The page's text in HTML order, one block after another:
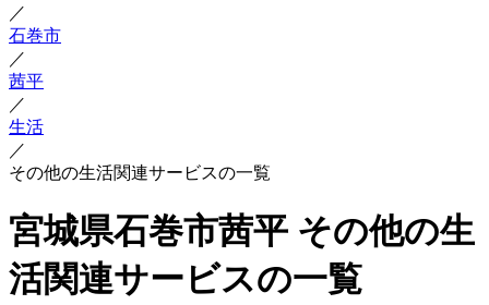
／
石巻市
／
茜平
／
生活
／
その他の生活関連サービスの一覧
宮城県石巻市茜平 その他の生
活関連サービスの一覧